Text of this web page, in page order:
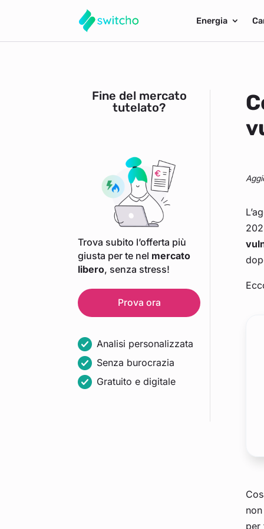
Energia
Fine del mercato
tutelato?
Trova subito l’offerta più
giusta per te nel mercato
libero, senza stress!
Prova ora
Analisi personalizzata
Senza burocrazia
Gratuito e digitale
per